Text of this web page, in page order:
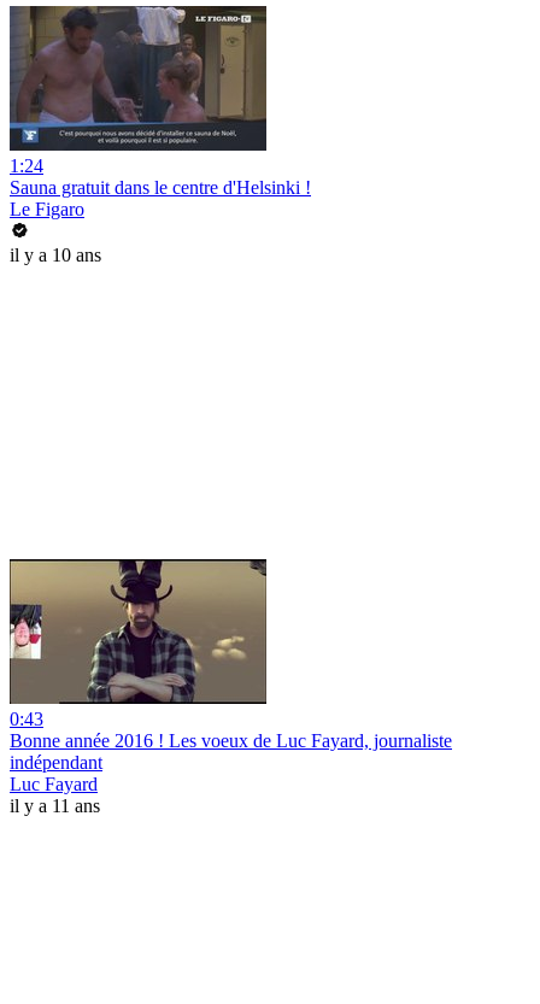
1:24
Sauna gratuit dans le centre d'Helsinki !
Le Figaro
il y a 10 ans
0:43
Bonne année 2016 ! Les voeux de Luc Fayard, journaliste
indépendant
Luc Fayard
il y a 11 ans